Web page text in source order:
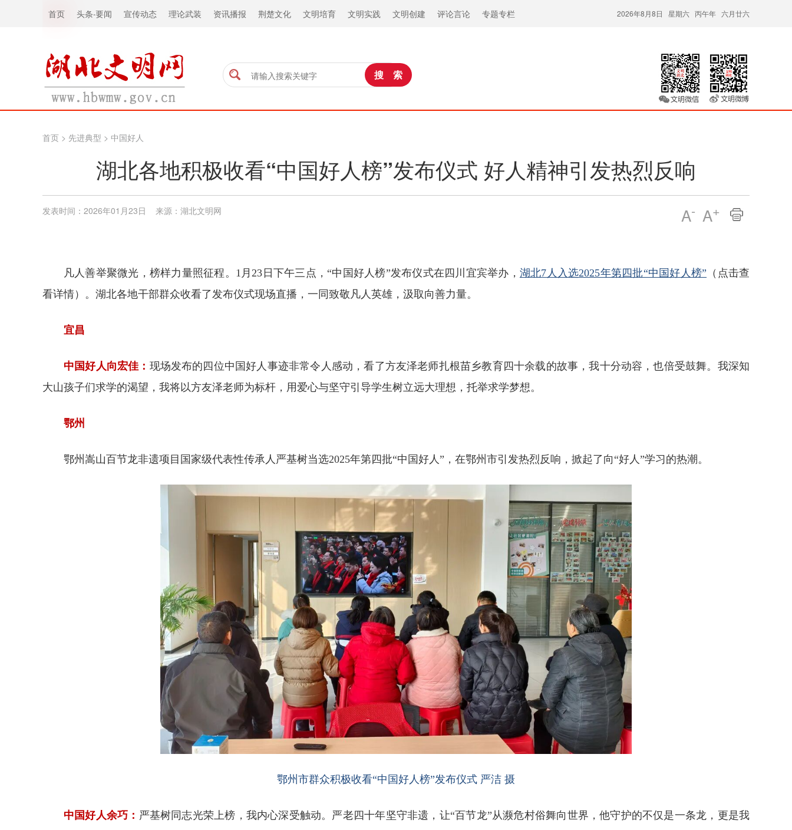
首页 头条·要闻 宣传动态 理论武装 资讯播报 荆楚文化 文明培育 文明实践 文明创建 评论言论 专题专栏 2026年8月8日 星期六 丙午年 六月廿六
首页 > 先进典型 > 中国好人
湖北各地积极收看“中国好人榜”发布仪式 好人精神引发热烈反响
A- A+
发表时间：2026年01月23日 来源：湖北文明网
凡人善举聚微光，榜样力量照征程。1月23日下午三点，“中国好人榜”发布仪式在四川宜宾举办， 湖北7人入选2025年第四批“中国好人榜” （点击查
看详情）。湖北各地干部群众收看了发布仪式现场直播，一同致敬凡人英雄，汲取向善力量。
宜昌
中国好人向宏佳： 现场发布的四位中国好人事迹非常令人感动，看了方友泽老师扎根苗乡教育四十余载的故事，我十分动容，也倍受鼓舞。我深知
大山孩子们求学的渴望，我将以方友泽老师为标杆，用爱心与坚守引导学生树立远大理想，托举求学梦想。
鄂州
鄂州嵩山百节龙非遗项目国家级代表性传承人严基树当选2025年第四批“中国好人” ，在鄂州市引发热烈反响，掀起了向“好人”学习的热潮。
鄂州市群众积极收看“中国好人榜”发布仪式 严洁 摄
中国好人余巧 ： 严基树同志光荣上榜，我内心深受触动。严老四十年坚守非遗，让“百节龙”从濒危村俗舞向世界，他守护的不仅是一条龙，更是我